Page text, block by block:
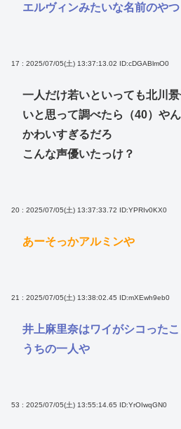
エルヴィンみたいな名前のやつ
17 : 2025/07/05(土) 13:37:13.02 ID:cDGABlmO0
一人だけ若いといっても北川
いと思って調べたら（40）や
かわいすぎるだろ
こんな声優いたっけ？
20 : 2025/07/05(土) 13:37:33.72 ID:YPRIv0KX0
あーそっかアルミンや
21 : 2025/07/05(土) 13:38:02.45 ID:mXEwh9eb0
井上麻里奈はワイがシコった
うちの一人や
53 : 2025/07/05(土) 13:55:14.65 ID:YrOIwqGN0